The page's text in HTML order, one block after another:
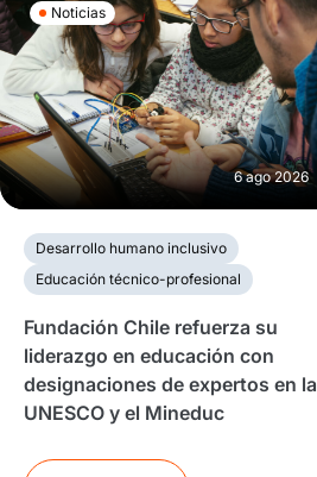
Noticias
6 ago 2026
Desarrollo humano inclusivo
Educación técnico-profesional
Fundación Chile refuerza su
liderazgo en educación con
designaciones de expertos en la
UNESCO y el Mineduc